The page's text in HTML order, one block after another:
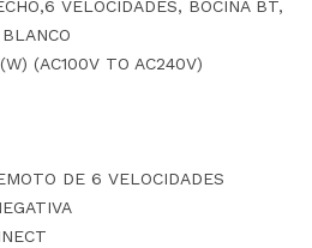
VELOCIDADES, BOCINA BT,
(AC100V TO AC240V)
DE 6 VELOCIDADES